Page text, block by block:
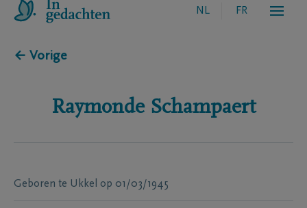
NL FR
← Vorige
Raymonde Schampaert
Geboren te Ukkel op 01/03/1945